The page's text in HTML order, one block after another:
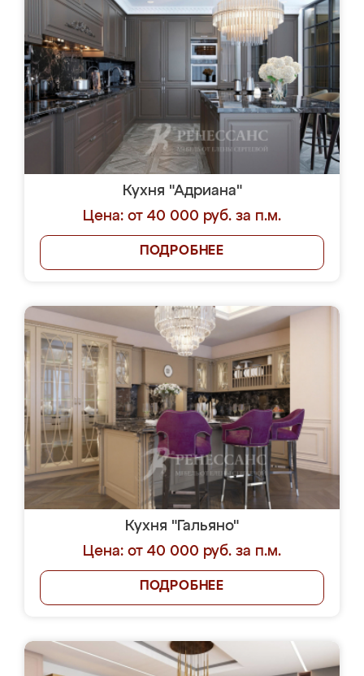
Кухня "Адриана"
Цена: от 40 000 руб. за п.м.
ПОДРОБНЕЕ
Кухня "Гальяно"
Цена: от 40 000 руб. за п.м.
ПОДРОБНЕЕ